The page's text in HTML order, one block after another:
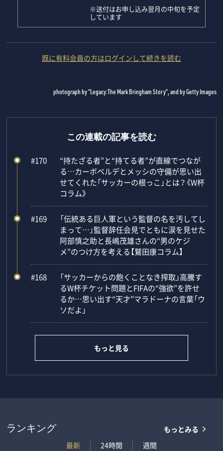
※送付はお申し込み翌月の中旬を予定
しています
既に有料会員の方はログインして続きを読む
photograph by “Legacy:The Mark Bringham Story”, and by Getty Images
この連載の記事を読む
#170
“持たざる者”と“持てる者”が直線でつなが
る…カーボベルデとメッシの守備が思い出
せてくれた「サッカーの根っこ」とは？《W杯
コラム》
#169
「伝統ある巨人軍という監督の名を汚してし
まって…」監督辞任会見でともに涙を見せた
阿部慎之助と長嶋茂雄さんの“男のケジ
メ”のつけ方を考える【鷲田康コラム】
#168
「サッカーからの飽くことなき搾取」高騰す
るW杯チケット問題とFIFAの“強欲”を許せ
るか…思い出す“天才”マラドーナの言葉「ウ
ソだよ」
もっと見る
ランキング
最新
24時間 週間
もっとみる